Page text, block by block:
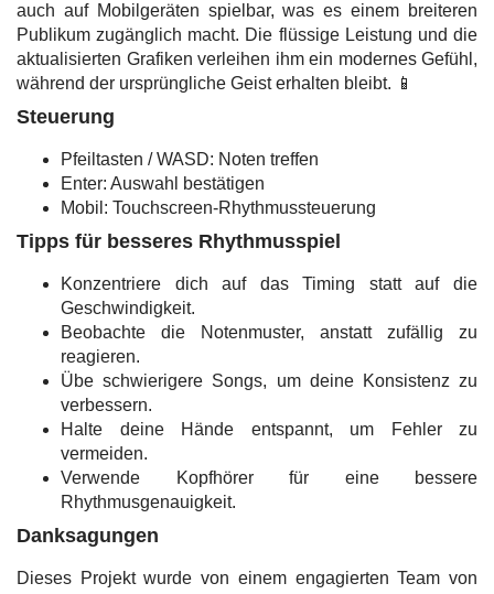
auch auf Mobilgeräten spielbar, was es einem breiteren
Publikum zugänglich macht. Die flüssige Leistung und die
aktualisierten Grafiken verleihen ihm ein modernes Gefühl,
während der ursprüngliche Geist erhalten bleibt. 📱
Steuerung
Pfeiltasten / WASD: Noten treffen
Enter: Auswahl bestätigen
Mobil: Touchscreen-Rhythmussteuerung
Tipps für besseres Rhythmusspiel
Konzentriere dich auf das Timing statt auf die
Geschwindigkeit.
Beobachte die Notenmuster, anstatt zufällig zu
reagieren.
Übe schwierigere Songs, um deine Konsistenz zu
verbessern.
Halte deine Hände entspannt, um Fehler zu
vermeiden.
Verwende Kopfhörer für eine bessere
Rhythmusgenauigkeit.
Danksagungen
Dieses Projekt wurde von einem engagierten Team von